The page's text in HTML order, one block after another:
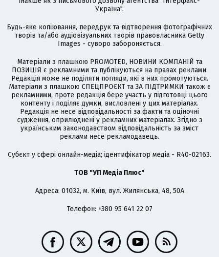
Україна".
Будь-яке копіювання, передрук та відтворення фотографічних
творів та/або аудіовізуальних творів правовласника Getty
Images - суворо забороняється.
Матеріали з плашкою PROMOTED, НОВИНИ КОМПАНІЙ та
ПОЗИЦІЯ є рекламними та публікуються на правах реклами.
Редакція може не поділяти погляди, які в них промотуються.
Матеріали з плашкою СПЕЦПРОЄКТ та ЗА ПІДТРИМКИ також є
рекламними, проте редакція бере участь у підготовці цього
контенту і поділяє думки, висловлені у цих матеріалах.
Редакція не несе відповідальності за факти та оціночні
судження, оприлюднені у рекламних матеріалах. Згідно з
українським законодавством відповідальність за зміст
реклами несе рекламодавець.
Cубєкт у сфері онлайн-медіа; ідентифікатор медіа - R40-02163.
ТОВ "УП Медіа Плюс"
Адреса: 01032, м. Київ, вул. Жилянська, 48, 50А
Телефон: +380 95 641 22 07